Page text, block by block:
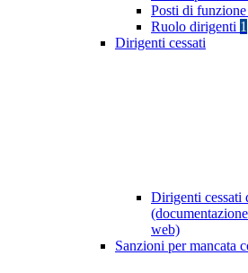
Posti di
Ruolo dirigenti 1
Dirigenti cessati
Dirigenti cessati
web)
Sanzioni per mancata